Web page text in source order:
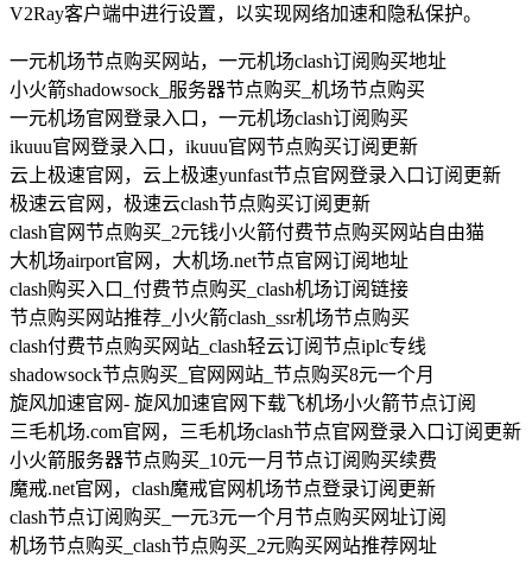
V2Ray客户端中进行设置，以实现网络加速和隐私保护。
一元机场节点购买网站，一元机场clash订阅购买地址
小火箭shadowsock_服务器节点购买_机场节点购买
一元机场官网登录入口，一元机场clash订阅购买
ikuuu官网登录入口，ikuuu官网节点购买订阅更新
云上极速官网，云上极速yunfast节点官网登录入口订阅更新
极速云官网，极速云clash节点购买订阅更新
clash官网节点购买_2元钱小火箭付费节点购买网站自由猫
大机场airport官网，大机场.net节点官网订阅地址
clash购买入口_付费节点购买_clash机场订阅链接
节点购买网站推荐_小火箭clash_ssr机场节点购买
clash付费节点购买网站_clash轻云订阅节点iplc专线
shadowsock节点购买_官网网站_节点购买8元一个月
旋风加速官网- 旋风加速官网下载飞机场小火箭节点订阅
三毛机场.com官网，三毛机场clash节点官网登录入口订阅更新
小火箭服务器节点购买_10元一月节点订阅购买续费
魔戒.net官网，clash魔戒官网机场节点登录订阅更新
clash节点订阅购买_一元3元一个月节点购买网址订阅
机场节点购买_clash节点购买_2元购买网站推荐网址